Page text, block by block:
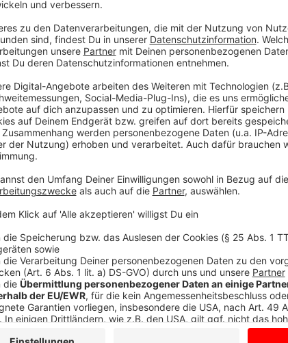
Westfalen gefördert.
Anzeige
Jetzt reinhören:
Anzeige
Hier gelangt ihr zu den Folgen
Anzeige
Mehr zum Thema Kreislaufwirtschaft im
praktische Alltagstipps und weitere
unterhttps://go.muensterland.com/
Anzeige